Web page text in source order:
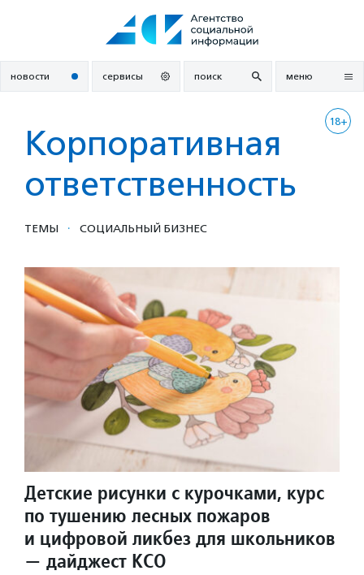
новости сервисы поиск меню
18+
Корпоративная
ответственность
ТЕМЫ · СОЦИАЛЬНЫЙ БИЗНЕС
Детские рисунки с курочками, курс
по тушению лесных пожаров
и цифровой ликбез для школьников
— дайджест КСО